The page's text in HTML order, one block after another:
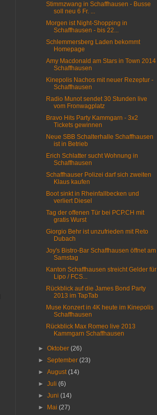
Stimmzwang in Schaffhausen - Busse
soll neu 6 Fr. ...
Morgen ist Night-Shopping in
Schaffhausen - bis 22...
Schlemmersberg Laden bekommt
Homepage
Amy Macdonald am Stars in Town 2014
Schaffhausen
Kinepolis Nachos mit neuer Rezeptur -
Schaffhausen
Radio Munot sendet 30 Stunden live
vom Fronwagplatz
Bravo Hits Party Kammgarn - 3x2
Tickets gewinnen
Neue SBB Schalterhalle Schaffhausen
ist in Betrieb
Erich Schlatter sucht Wohnung in
Schaffhausen
Schaffhauser Polizei darf sich zweiten
Klaus kaufen
Boot sinkt in Rheinfallbecken und
verliert Diesel
Tag der offenen Tür bei PCP.CH mit
gratis Wurst
Giorgio Behr ist unzufrieden mit Reto
Dubach
Joy's Bistro-Bar Schaffhausen öffnet am
Samstag
Kanton Schaffhausen streicht Gelder für
Lipo / FCS...
Rückblick auf die James Bond Party
2013 im TapTab
Muse Konzert in 4K heute im Kinepolis
Schaffhausen
Rückblick Max Romeo live 2013
Kammgarn Schaffhausen
►Oktober(26)
►September(23)
►August(14)
►Juli(6)
►Juni(14)
►
Mai(27)